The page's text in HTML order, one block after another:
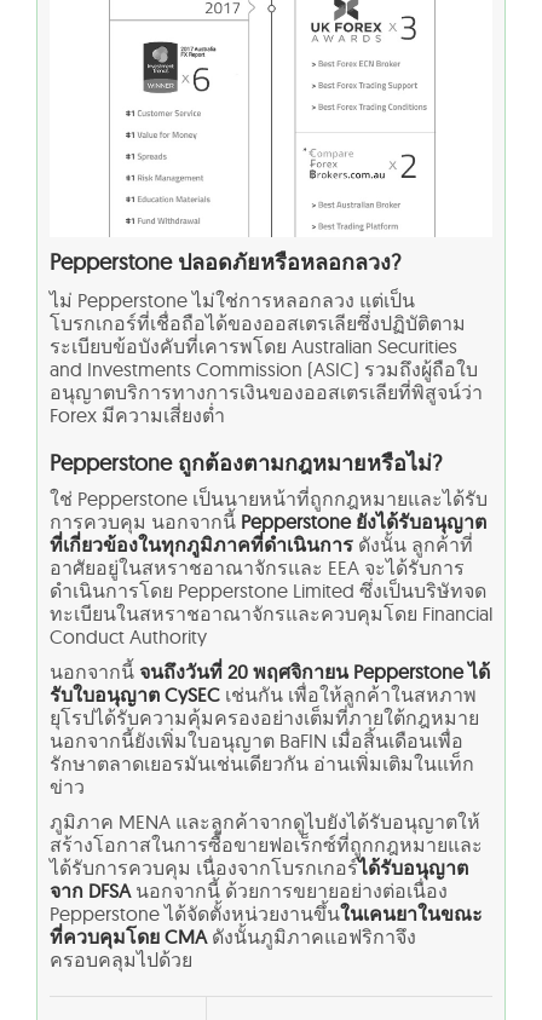
Pepperstone ปลอดภัยหรือหลอกลวง?
ไม่ Pepperstone ไม่ใช่การหลอกลวง แต่เป็น
โบรกเกอร์ที่เชื่อถือได้ของออสเตรเลียซึ่งปฏิบัติตาม
ระเบียบข้อบังคับที่เคารพโดย Australian Securities
and Investments Commission (ASIC) รวมถึงผู้ถือใบ
อนุญาตบริการทางการเงินของออสเตรเลียที่พิสูจน์ว่า
Forex มีความเสี่ยงต่ำ
Pepperstone ถูกต้องตามกฎหมายหรือไม่?
ใช่ Pepperstone เป็นนายหน้าที่ถูกกฎหมายและได้รับ
การควบคุม นอกจากนี้ Pepperstone ยังได้รับอนุญาต
ที่เกี่ยวข้องในทุกภูมิภาคที่ดำเนินการ ดังนั้น ลูกค้าที่
อาศัยอยู่ในสหราชอาณาจักรและ EEA จะได้รับการ
ดำเนินการโดย Pepperstone Limited ซึ่งเป็นบริษัทจด
ทะเบียนในสหราชอาณาจักรและควบคุมโดย Financial
Conduct Authority
นอกจากนี้ จนถึงวันที่ 20 พฤศจิกายน Pepperstone ได้
รับใบอนุญาต CySEC เช่นกัน เพื่อให้ลูกค้าในสหภาพ
ยุโรปได้รับความคุ้มครองอย่างเต็มที่ภายใต้กฎหมาย
นอกจากนี้ยังเพิ่มใบอนุญาต BaFIN เมื่อสิ้นเดือนเพื่อ
รักษาตลาดเยอรมันเช่นเดียวกัน อ่านเพิ่มเติมในแท็ก
ข่าว
ภูมิภาค MENA และลูกค้าจากดูไบยังได้รับอนุญาตให้
สร้างโอกาสในการซื้อขายฟอเร็กซ์ที่ถูกกฎหมายและ
ได้รับการควบคุม เนื่องจากโบรกเกอร์ได้รับอนุญาต
จาก DFSAนอกจากนี้ ด้วยการขยายอย่างต่อเนื่อง
Pepperstone ได้จัดตั้งหน่วยงานขึ้นในเคนยาในขณะ
ที่ควบคุมโดย CMAดังนั้นภูมิภาคแอฟริกาจึง
ครอบคลุมไปด้วย